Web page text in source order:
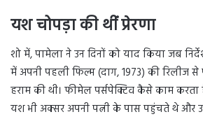
यश चोपड़ा की थीं प्रेरणा
शो में, पामेला ने उन दिनों को याद किया जब
में अपनी पहली फिल्म (दाग, 1973) की रिलीज
हराम की थी। फीमेल पर्सपेक्टिव कैसे काम
यश भी अक्सर अपनी पत्नी के पास पहुंचते थे और